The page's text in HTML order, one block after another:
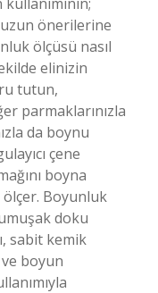
önerilerine
ölçüsü nasıl
elinizin
tutun,
parmaklarınızla
da boynu
çene
boyna
Boyunluk
doku
sabit kemik
ve boyun